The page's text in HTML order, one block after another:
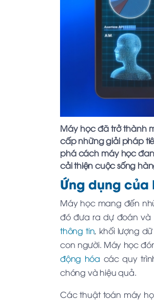
Máy học đã trở thành
cấp những giải pháp
phá cách máy học
cải thiện cuộc sống
Ứng dụng
Máy học mang đến
đó đưa ra dự đoán và
thông tin, khối lượng
con người. Máy học
động hóa các quy
chóng và hiệu quả.
Các thuật toán máy